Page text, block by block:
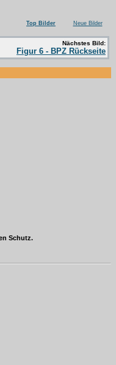
Top Bilder Neue Bilder
Nächstes Bild:
Figur 6 - BPZ Rückseite
Schutz.